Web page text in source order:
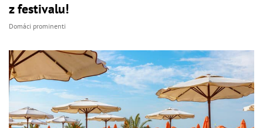
z festivalu!
Domáci prominenti